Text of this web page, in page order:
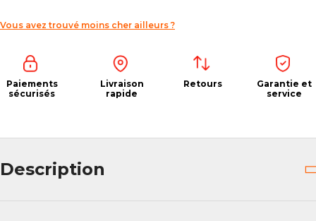
Vous avez trouvé moins cher ailleurs ?
Paiements
sécurisés
Livraison
rapide
Retours
Garantie et
service
Description